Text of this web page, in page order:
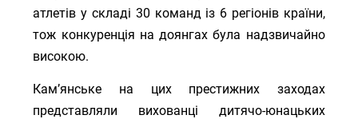
атлетів у складі 30 команд із 6 регіонів країни,
тож конкуренція на доянгах була надзвичайно
високою.
Кам’янське на цих престижних заходах
представляли вихованці дитячо-юнацьких